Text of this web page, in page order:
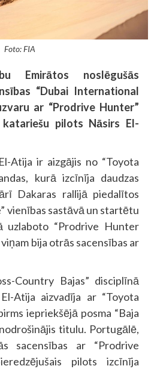
Foto: FIA
Emirātos noslēgušās
“Dubai International
ar “Prodrive Hunter”
pilots Nāsirs El-
Atija ir aizgājis no “Toyota
kurā izcīnīja daudzas
Dakaras rallijā piedalītos
vienības sastāvā un startētu
uzlaboto “Prodrive Hunter
bija otrās sacensības ar
Country Bajas” disciplīnā
Atija aizvadīja ar “Toyota
iepriekšējā posma “Baja
titulu. Portugālē,
sacensības ar “Prodrive
pilots izcīnīja